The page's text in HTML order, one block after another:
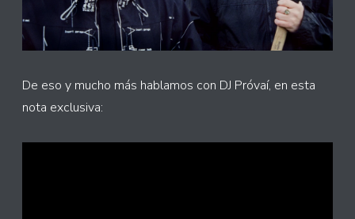
De eso y mucho más hablamos con DJ Próvaí, en esta
nota exclusiva: